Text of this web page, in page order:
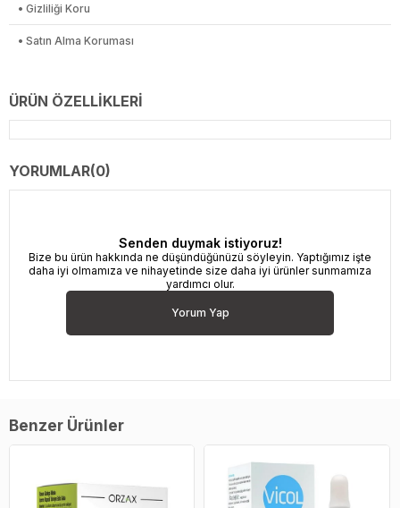
• Gizliliği Koru
• Satın Alma Koruması
ÜRÜN ÖZELLIKLERI
YORUMLAR(0)
Senden duymak istiyoruz!
Bize bu ürün hakkında ne düşündüğünüzü söyleyin. Yaptığımız işte
daha iyi olmamıza ve nihayetinde size daha iyi ürünler sunmamıza
yardımcı olur.
Yorum Yap
Benzer Ürünler